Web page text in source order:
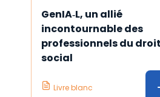
GenIA‑L, un allié
incontournable des
professionnels du droit
social
Livre blanc